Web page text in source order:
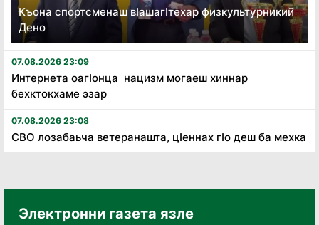
Къона спортсменаш вӏашагӏтехар физкультурникий
Дено
07.08.2026 23:09
Интернета оагӏонца нацизм могаеш хиннар
бехктокхаме эзар
07.08.2026 23:08
СВО лозабаьча ветеранашта, цӏеннах гӏо деш ба мехка
Электронни газета язле